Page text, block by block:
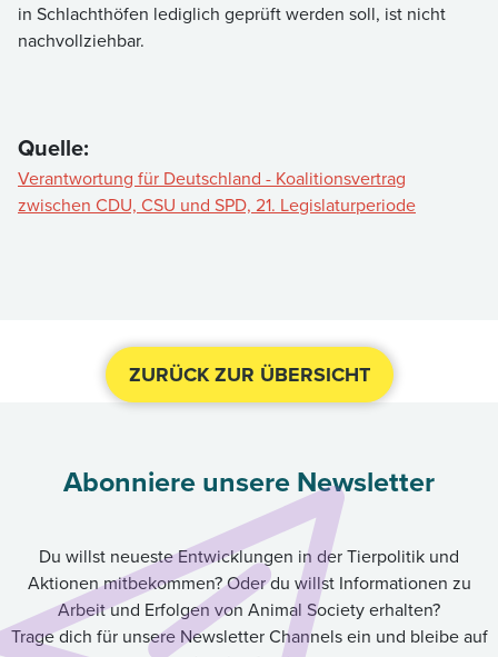
in Schlachthöfen lediglich geprüft werden soll, ist nicht
nachvollziehbar.
Quelle:
Verantwortung für Deutschland - Koalitionsvertrag
zwischen CDU, CSU und SPD, 21. Legislaturperiode
ZURÜCK ZUR ÜBERSICHT
Abonniere unsere Newsletter
Du willst neueste Entwicklungen in der Tierpolitik und
Aktionen mitbekommen? Oder du willst Informationen zu
Arbeit und Erfolgen von Animal Society erhalten?
Trage dich für unsere Newsletter Channels ein und bleibe auf